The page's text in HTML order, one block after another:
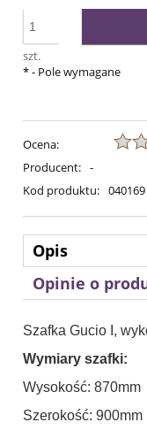
szt.
*- Pole wymagane
Ocena:
Producent: -
Kod produktu: 040169
Opis
Opinie o
Szafka Gucio I,
Wymiary szafki:
Wysokość: 870mm
Szerokość: 900mm